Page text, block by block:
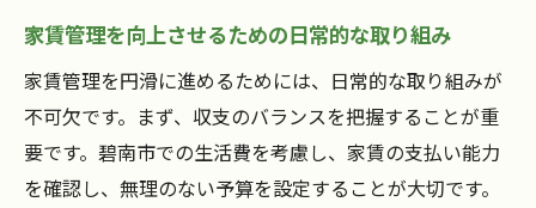
家賃管理を向上させるための日常的な取り組み
家賃管理を円滑に進めるためには、日常的な取り組みが
不可欠です。まず、収支のバランスを把握することが重
要です。碧南市での生活費を考慮し、家賃の支払い能力
を確認し、無理のない予算を設定することが大切です。